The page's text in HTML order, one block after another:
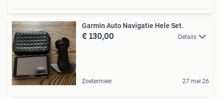
Garmin Auto Navigatie Hele Set.
€ 130,00 Details
Zoetermeer 27 mei 26